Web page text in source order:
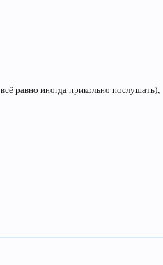
равно иногда прикольно послушать),